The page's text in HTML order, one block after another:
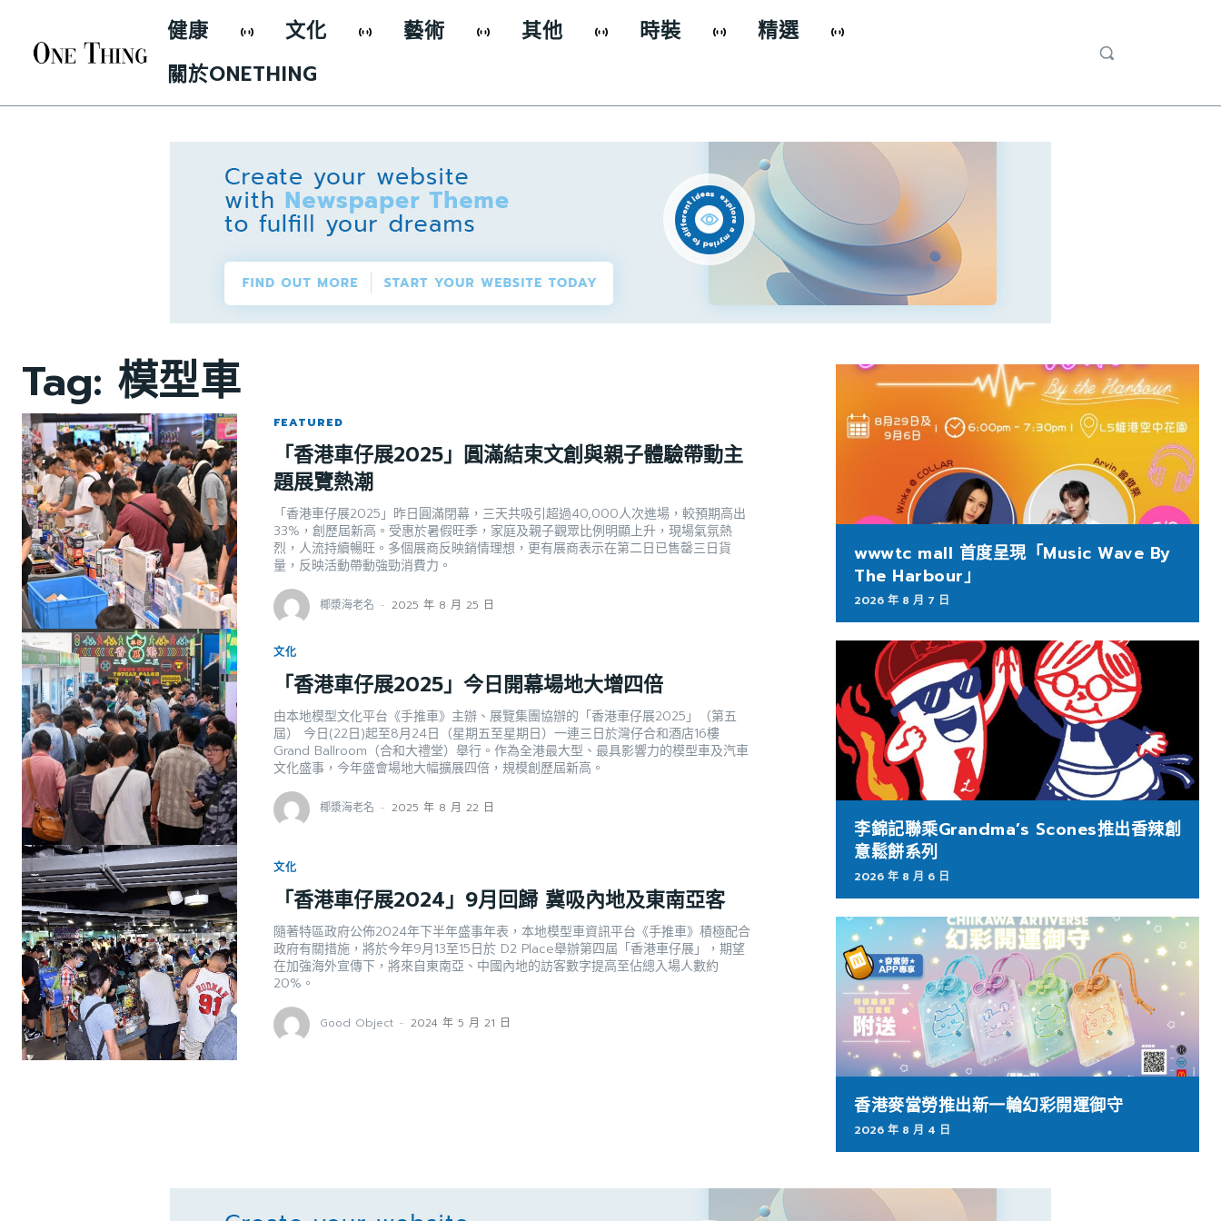
健康 文化 藝術 其他 時裝
精選
關於ONETHING
Tag: 模型車
FEATURED
「香港車仔展2025」圓滿結束文創與親子體驗帶動主
題展覽熱潮
「香港車仔展2025」昨日圓滿閉幕，三天共吸引超過40,000人次進場，較預期高出
33%，創歷屆新高。受惠於暑假旺季，家庭及親子觀眾比例明顯上升，現場氣氛熱
烈，人流持續暢旺。多個展商反映銷情理想，更有展商表示在第二日已售罄三日貨
量，反映活動帶動強勁消費力。
椰漿海老名 - 2025 年 8 月 25 日
文化
「香港車仔展2025」今日開幕場地大增四倍
由本地模型文化平台《手推車》主辦、展覽集團協辦的「香港車仔展2025」（第五
屆） 今日(22日)起至8月24日（星期五至星期日）一連三日於灣仔合和酒店16樓
Grand Ballroom（合和大禮堂）舉行。作為全港最大型、最具影響力的模型車及汽車
文化盛事，今年盛會場地大幅擴展四倍，規模創歷屆新高。
椰漿海老名 - 2025 年 8 月 22 日
文化
「香港車仔展2024」9月回歸 冀吸內地及東南亞客
隨著特區政府公佈2024年下半年盛事年表，本地模型車資訊平台《手推車》積極配合
政府有關措施，將於今年9月13至15日於 D2 Place舉辦第四屆「香港車仔展」，期望
在加強海外宣傳下，將來自東南亞、中國內地的訪客數字提高至佔總入場人數約
20%。
Good Object - 2024 年 5 月 21 日
wwwtc mall 首度呈現「Music Wave By
The Harbour」
2026 年 8 月 7 日
李錦記聯乘Grandma’s Scones推出香辣創
意鬆餅系列
2026 年 8 月 6 日
香港麥當勞推出新一輪幻彩開運御守
2026 年 8 月 4 日